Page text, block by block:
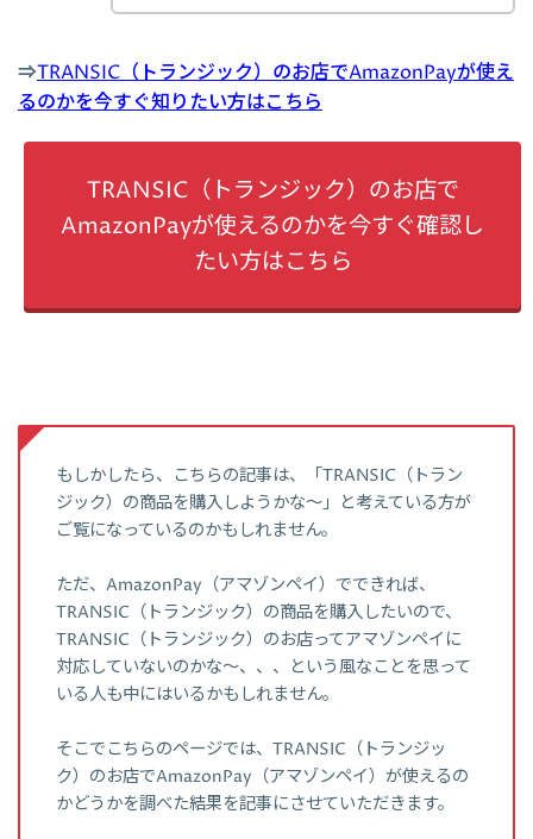
⇒TRANSIC（トランジック）のお店でAmazonPayが使え
るのかを今すぐ知りたい方はこちら
TRANSIC（トランジック）のお店で
AmazonPayが使えるのかを今すぐ確認し
たい方はこちら
もしかしたら、こちらの記事は、「TRANSIC（トラン
ジック）の商品を購入しようかな～」と考えている方が
ご覧になっているのかもしれません。
ただ、AmazonPay（アマゾンペイ）でできれば、
TRANSIC（トランジック）の商品を購入したいので、
TRANSIC（トランジック）のお店ってアマゾンペイに
対応していないのかな～、、、という風なことを思って
いる人も中にはいるかもしれません。
そこでこちらのページでは、TRANSIC（トランジッ
ク）のお店でAmazonPay（アマゾンペイ）が使えるの
かどうかを調べた結果を記事にさせていただきます。